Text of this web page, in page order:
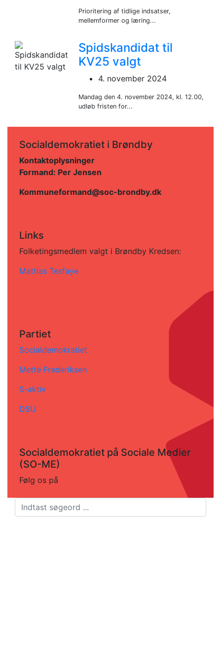
Prioritering af tidlige indsatser,
mellemformer og læring...
Spidskandidat til
KV25 valgt
4. november 2024
Mandag den 4. november 2024, kl. 12.00,
udløb fristen for...
Socialdemokratiet i Brøndby
Kontaktoplysninger
Formand: Per Jensen
Kommuneformand@soc-brondby.dk
Links
Folketingsmedlem valgt i Brøndby Kredsen:
Mattias Tesfaye
Partiet
Socialdemokratiet
Mette Frederiksen
S-aktiv
DSU
Socialdemokratiet på Sociale Medier
(SO-ME)
Følg os på